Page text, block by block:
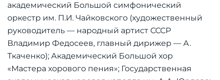
академический Большой симфонический
оркестр им. П.И. Чайковского (художественный
руководитель — народный артист СССР
Владимир Федосеев, главный дирижер — А.
Ткаченко); Академический Большой хор
«Мастера хорового пения»; Государственная